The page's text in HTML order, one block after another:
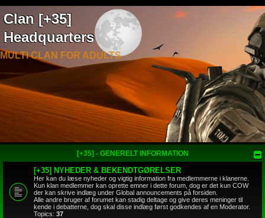
Clan [+35]
Headquarters
MULTI CLAN FOR ADULTS
[+35] - GENERELT INFORMATION
[+35] NYHEDER & BEKENDTGØRELSER
Her kan du læse nyheder og vigtig information fra medlemmerne i klanerne.
Kun klan medlemmer kan oprette emner i dette forum, dog er det kun COW
der kan skrive indlæg under Global announcements på forsiden.
Alle andre bruger af forumet kan stadig deltage og give deres meninger til
kende i debatterne, dog skal disse indlæg først godkendes af en Moderator.
Topics: 37